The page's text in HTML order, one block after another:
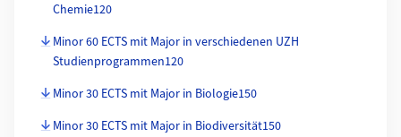
Chemie120
Minor 60 ECTS mit Major in verschiedenen UZH
Studienprogrammen120
Minor 30 ECTS mit Major in Biologie150
Minor 30 ECTS mit Major in Biodiversität150